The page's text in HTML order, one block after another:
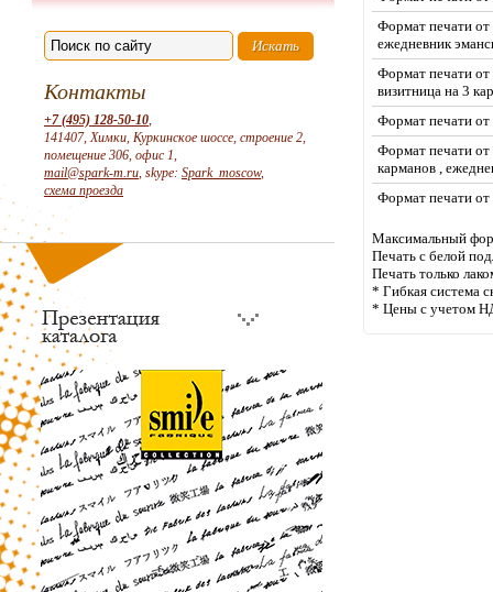
Контакты
+7 (495) 128-50-10,
141407, Химки, Куркинское шоссе, строение 2,
помещение 306, офис 1,
mail@spark-m.ru, skype: Spark_moscow,
схема проезда
Формат печати
ежедневник
Формат печати от
визитница на 3
Формат печати
Формат печати
карманов ,
Формат печати
Максимальный
Печать с белой
Печать только
* Гибкая система
* Цены с учетом